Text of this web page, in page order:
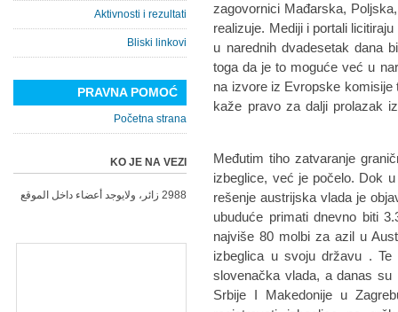
zagovornici Mađarska,
realizuje. Mediji i portali
u narednih dvadesetak dana
toga da je to moguće već u
na izvore iz Evropske komisije
kaže pravo za dalji prolazak
Međutim tiho zatvaranje
izbeglice, već je počelo. Dok
rešenje austrijska vlada je
ubuduće primati dnevno biti
najviše 80 molbi za azil u
izbeglica u svoju državu .
slovenačka vlada, a danas su
Srbije I Makedonije u
Aktivnosti i rezultati
Bliski linkovi
PRAVNA POMOĆ
Početna strana
KO JE NA VEZI
2988 زائر، ولايوجد أعضاء داخل الموقع